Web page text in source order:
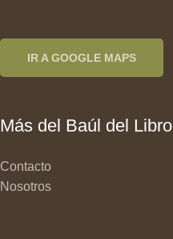
IR A GOOGLE MAPS
Más del Baúl del Libro
Contacto
Nosotros